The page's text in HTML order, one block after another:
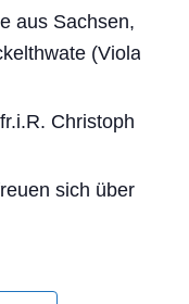
aus Sachsen,
(Viola)
Christoph
sich über ein